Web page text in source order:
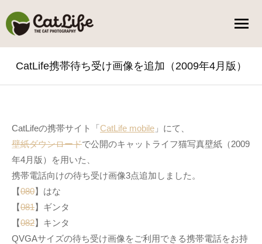
CatLife携帯待ち受け画像を追加（2009年4月版）
CatLifeの携帯サイト「CatLife mobile 」にて、
壁紙ダウンロードで公開のキャットライフ猫写真壁紙（2009
年4月版）を用いた、
携帯電話向けの待ち受け画像3点追加しました。
【080】はな
【081】ギンタ
【082】キンタ
QVGAサイズの待ち受け画像をご利用できる携帯電話をお持